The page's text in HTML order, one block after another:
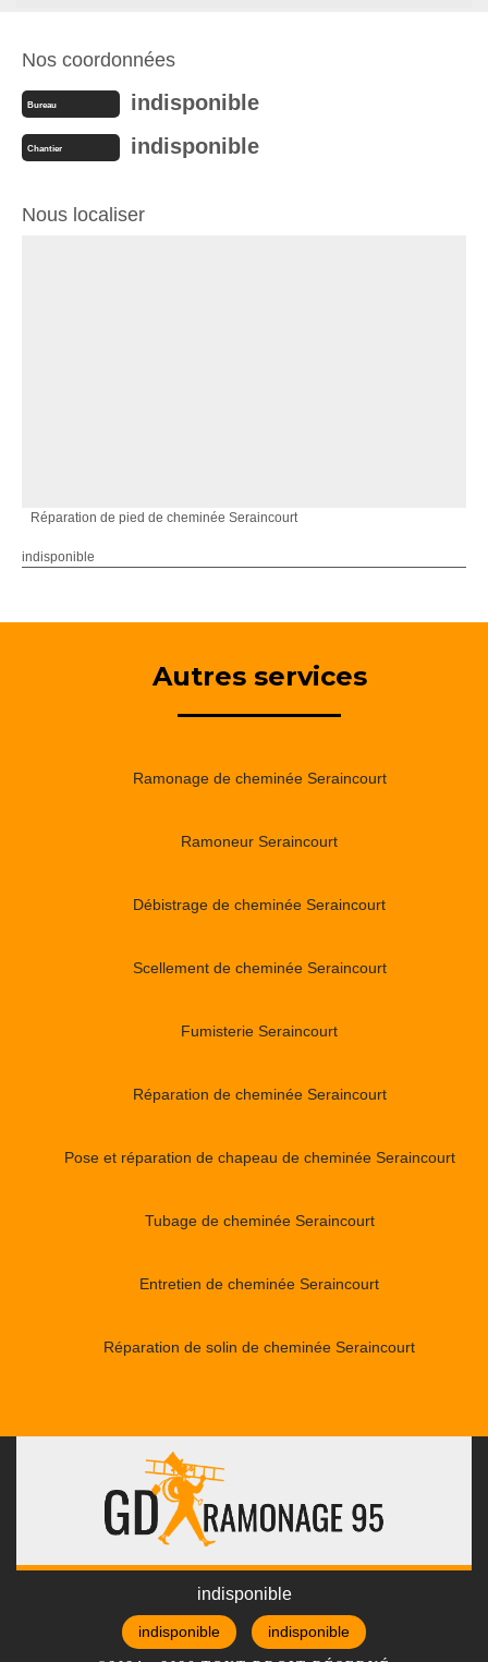
Nos coordonnées
Bureau indisponible
Chantier indisponible
Nous localiser
Réparation de pied de cheminée Seraincourt
indisponible
Autres services
Ramonage de cheminée Seraincourt
Ramoneur Seraincourt
Débistrage de cheminée Seraincourt
Scellement de cheminée Seraincourt
Fumisterie Seraincourt
Réparation de cheminée Seraincourt
Pose et réparation de chapeau de cheminée Seraincourt
Tubage de cheminée Seraincourt
Entretien de cheminée Seraincourt
Réparation de solin de cheminée Seraincourt
indisponible
indisponible indisponible